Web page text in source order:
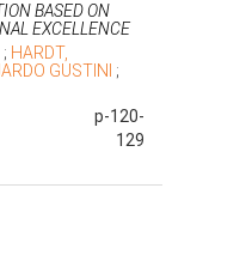
BASED ON
EXCELLENCE
; HARDT,
GUSTINI ;
p-120-
129